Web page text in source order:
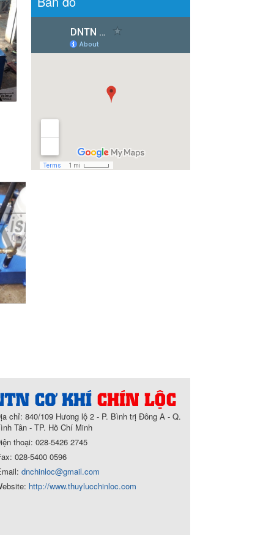
chỉ: 840/109 Hương lộ 2 - P. Bình trị Đông A - Q.
Tân - TP. Hồ Chí Minh
thoại: 028-5426 2745
028-5400 0596
dnchinloc@gmail.com
http://www.thuylucchinloc.com